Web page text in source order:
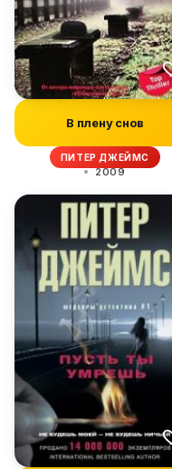
В плену снов
ПИТЕР ДЖЕЙМС
2009